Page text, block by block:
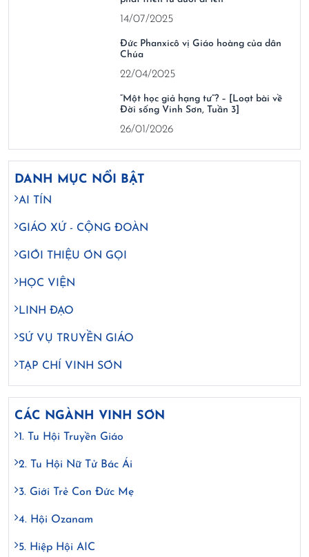
14/07/2025
Đức Phanxicô vị Giáo hoàng của dân
Chúa
22/04/2025
“Một học giả hạng tư”? – [Loạt bài về
Đời sống Vinh Sơn, Tuần 3]
26/01/2026
DANH MỤC NỔI BẬT
AI TÍN
GIÁO XỨ - CỘNG ĐOÀN
GIỚI THIỆU ƠN GỌI
HỌC VIỆN
LINH ĐẠO
SỨ VỤ TRUYỀN GIÁO
TẠP CHÍ VINH SƠN
CÁC NGÀNH VINH SƠN
1. Tu Hội Truyền Giáo
2. Tu Hội Nữ Tử Bác Ái
3. Giới Trẻ Con Đức Mẹ
4. Hội Ozanam
5. Hiệp Hội AIC